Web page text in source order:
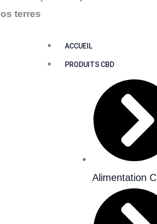
terres
ACCUEIL
PRODUITS CBD
Alimentation
Conditions Générales de